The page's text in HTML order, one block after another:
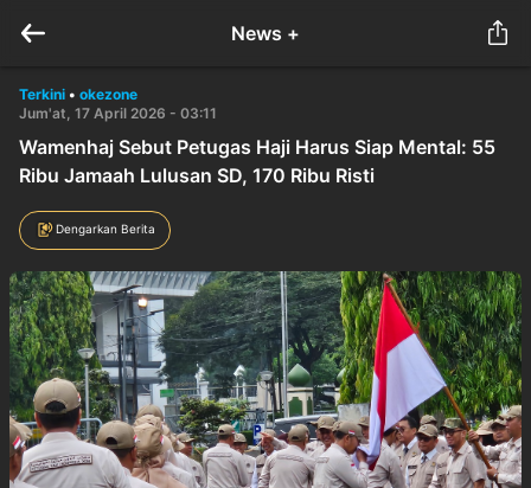
News +
Terkini • okezone
Jum'at, 17 April 2026 - 03:11
Wamenhaj Sebut Petugas Haji Harus Siap Mental: 55
Ribu Jamaah Lulusan SD, 170 Ribu Risti
Dengarkan Berita